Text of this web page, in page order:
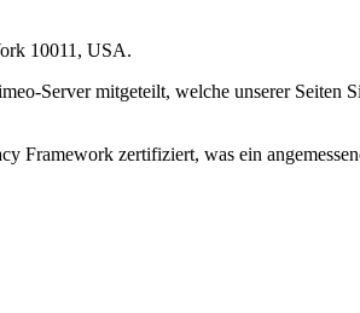
10011, USA.
Server mitgeteilt, welche unserer Seiten
zertifiziert, was ein